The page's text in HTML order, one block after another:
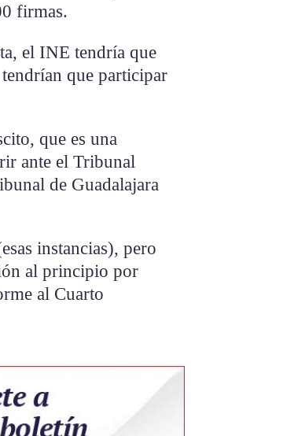
firmas.
el INE tendría que
que participar
que es una
ante el Tribunal
de Guadalajara
instancias), pero
al principio por
al Cuarto